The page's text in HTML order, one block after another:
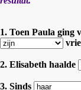
1. Toen Paula ging
2. Elisabeth haalde
3. Sinds